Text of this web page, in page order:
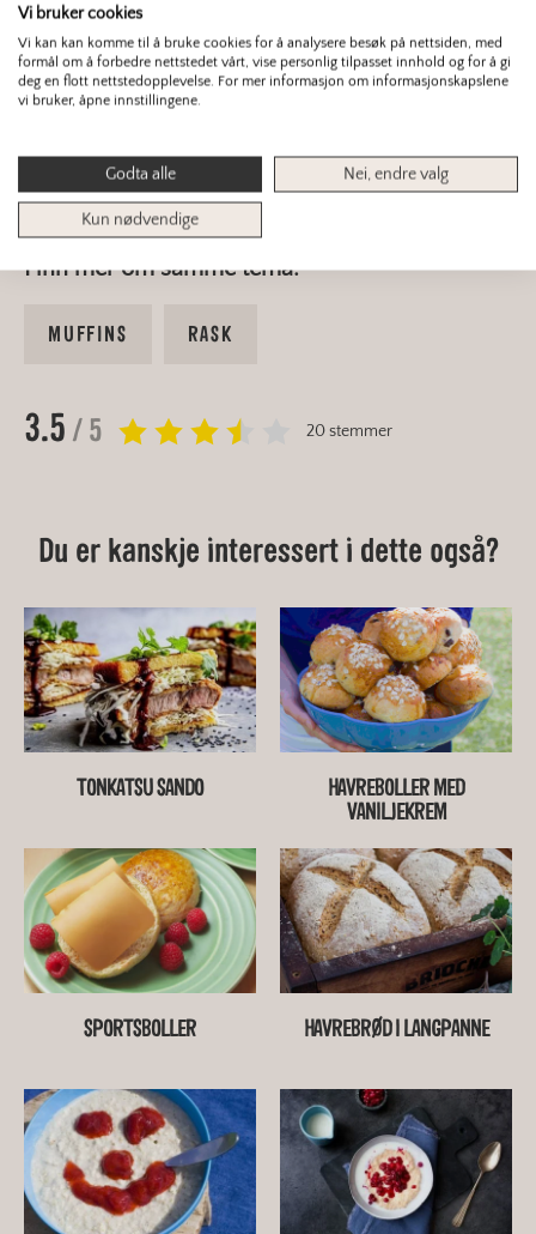
du begynner dekoreringen med frosting –
ellers blir den for varm og flyter utover.
>> Se også vårgrunnoppskrift på muffins!
Finn mer om samme tema:
MUFFINS RASK
3.5 / 5 20 stemmer
Du er kanskje interessert i dette også?
TONKATSU SANDO
HAVREBOLLER MED
VANILJEKREM
SPORTSBOLLER HAVREBRØD I LANGPANNE
Vi bruker cookies
Vi kan kan komme til å bruke cookies for å analysere besøk på nettsiden, med
formål om å forbedre nettstedet vårt, vise personlig tilpasset innhold og for å gi
deg en flott nettstedopplevelse. For mer informasjon om informasjonskapslene
vi bruker, åpne innstillingene.
Godta alle Nei, endre valg
Kun nødvendige